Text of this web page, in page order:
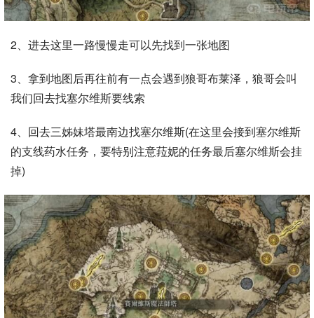
2、进去这里一路慢慢走可以先找到一张地图
3、拿到地图后再往前有一点会遇到狼哥布莱泽，狼哥会叫
我们回去找塞尔维斯要线索
4、回去三姊妹塔最南边找塞尔维斯(在这里会接到塞尔维斯
的支线药水任务，要特别注意菈妮的任务最后塞尔维斯会挂
掉)